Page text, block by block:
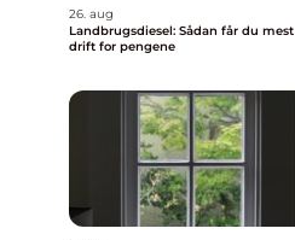
26. aug
Landbrugsdiesel: Sådan får du mest
drift for pengene